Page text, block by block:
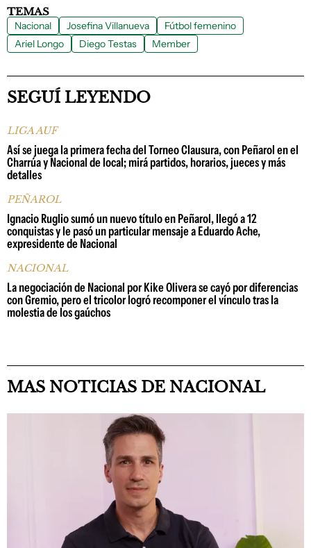
TEMAS
Nacional Josefina Villanueva
Fútbol femenino
Ariel Longo
Diego Testas Member
SEGUÍ LEYENDO
LIGA AUF
Así se juega la primera fecha del Torneo Clausura, con Peñarol en el
Charrúa y Nacional de local; mirá partidos, horarios, jueces y más
detalles
PEÑAROL
Ignacio Ruglio sumó un nuevo título en Peñarol, llegó a 12
conquistas y le pasó un particular mensaje a Eduardo Ache,
expresidente de Nacional
NACIONAL
La negociación de Nacional por Kike Olivera se cayó por diferencias
con Gremio, pero el tricolor logró recomponer el vínculo tras la
molestia de los gaúchos
MAS NOTICIAS DE NACIONAL